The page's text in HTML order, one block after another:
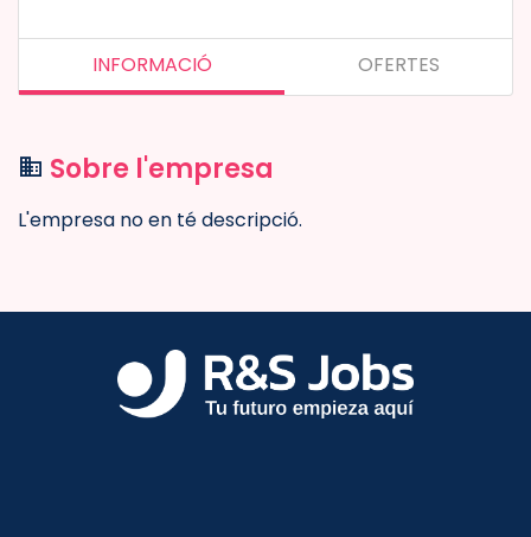
INFORMACIÓ OFERTES
Sobre l'empresa
L'empresa no en té descripció.